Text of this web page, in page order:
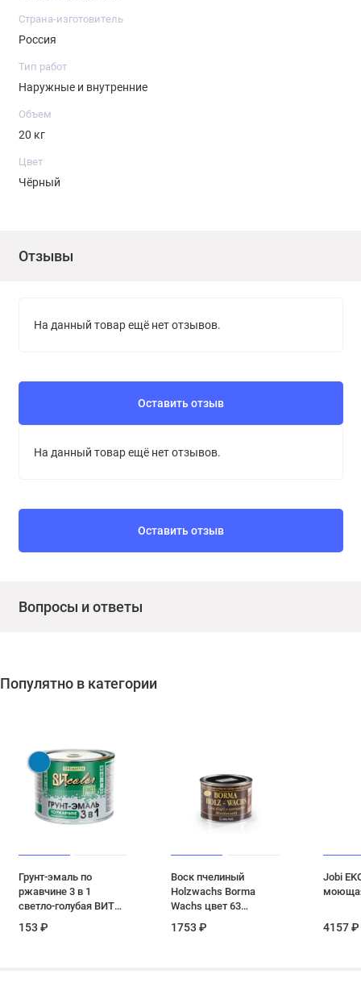
Страна-изготовитель
Россия
Тип работ
Наружные и внутренние
Объем
20 кг
Цвет
Чёрный
Отзывы
На данный товар ещё нет отзывов.
Оставить отзыв
На данный товар ещё нет отзывов.
Оставить отзыв
Вопросы и ответы
Популятно в категории
Грунт-эмаль по
ржавчине 3 в 1
светло-голубая ВИТ
153 ₽
Воск пчелиный
Holzwachs Borma
Wachs цвет 63
1753 ₽
Jobi
4157 ₽